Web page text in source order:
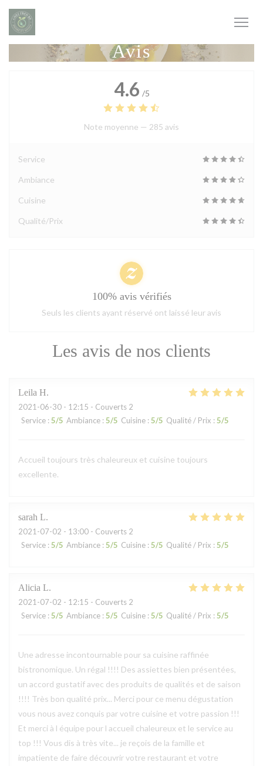
Personnalisation de vos choix en matière de cookies
Avis
Les avis de nos clients
Leila H
2021-06-30 - 12:15 - Couverts 2
Service : 5/5 Ambiance : 5/5 Cuisine : 5/5 Qualité / Prix : 5/5
Accueil toujours très chaleureux et cuisine toujours
excellente.
sarah L
2021-07-02 - 13:00 - Couverts 2
Service : 5/5 Ambiance : 5/5 Cuisine : 5/5 Qualité / Prix : 5/5
Alicia L
2021-07-02 - 12:15 - Couverts 2
Service : 5/5 Ambiance : 5/5 Cuisine : 5/5 Qualité / Prix : 5/5
Une adresse incontournable pour sa cuisine raffinée
bistronomique. Un régal !!!! Des assiettes bien présentées,
un accord gustatif avec des produits de qualités et de saison
!!!! Très bon qualité prix... Merci pour ce menu dégustation
vous nous avez conquis par votre cuisine et votre passion !!!
Et merci à l équipe pour l accueil chaleureux et le service au
top !!! Vous dis à très vite... je reçois de la famille et
impatiente de faire découvrir votre restaurant et votre
4.6 /5
Note moyenne — 285 avis
Service
Ambiance
Cuisine
Qualité/Prix
100% avis vérifiés
Seuls les clients ayant réservé ont laissé leur avis